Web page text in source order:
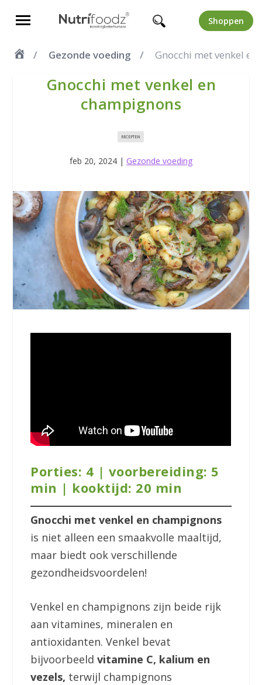
Shoppen
Gezonde voeding Gnocchi met venkel
Gnocchi met venkel en
champignons
RECEPTEN
feb 20, 2024 | Gezonde voeding
Porties: 4 | voorbereiding: 5
min | kooktijd: 20 min
Gnocchi met venkel en champignons
is niet alleen een smaakvolle maaltijd,
maar biedt ook verschillende
gezondheidsvoordelen!
Venkel en champignons zijn beide rijk
aan vitamines, mineralen en
antioxidanten. Venkel bevat
bijvoorbeeldvitamine C, kalium en
vezels, terwijl champignons